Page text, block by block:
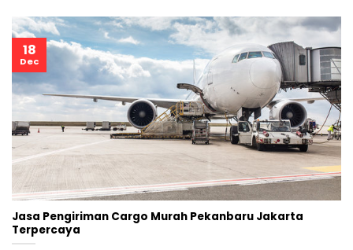
Jasa Pengiriman Cargo Murah Pekanbaru Jakarta
Terpercaya
18
Dec